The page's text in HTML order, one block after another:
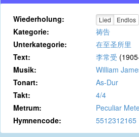
Wiederholung: Lied Endlos
Kategorie:
祷告
Unterkategorie:
在至圣所里
Text:
李常受
Musik: William
Tonart:
As-Dur
Takt:
4/4
Metrum:
Peculiar
Hymnencode:
5512312165